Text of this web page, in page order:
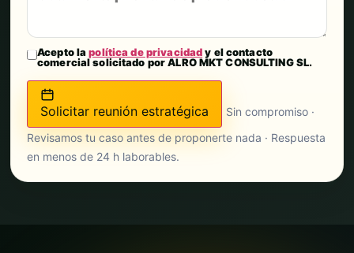
Acepto lapolítica de privacidady el contacto
comercial solicitado por ALRO MKT CONSULTING SL.
Solicitar reunión estratégica
Sin compromiso ·
Revisamos tu caso antes de proponerte nada · Respuesta
en menos de 24 h laborables.